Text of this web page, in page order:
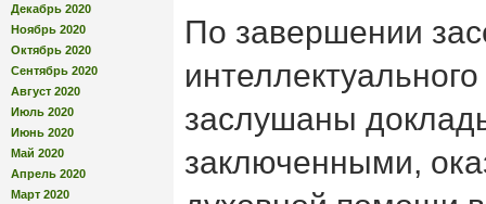
Декабрь 2020
Ноябрь 2020
Октябрь 2020
Сентябрь 2020
Август 2020
Июль 2020
Июнь 2020
Май 2020
Апрель 2020
Март 2020
По завершении
заслушаны
заключенными,